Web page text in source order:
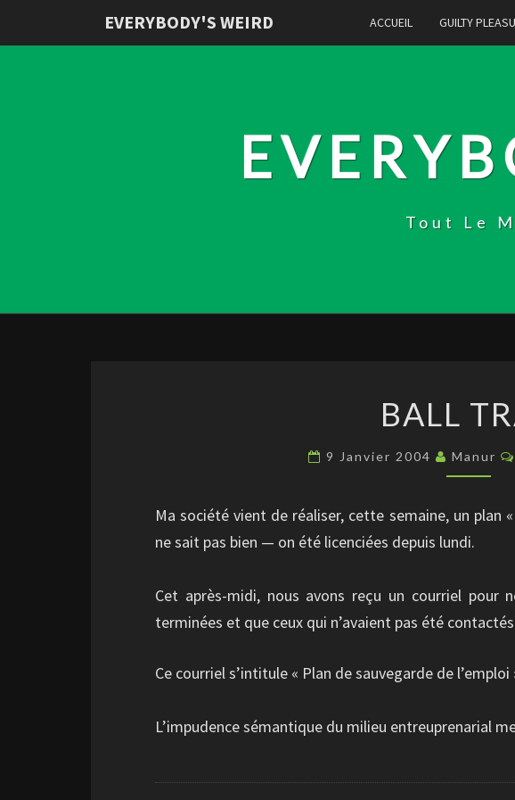
EVERYBODY'S WEIRD ACCUEIL GUILTY
Tout Le
TRAP
BALL
9 Janvier 2004 Manur
Ma société vient de réaliser, cette semaine, un plan
ne sait pas bien — on été licenciées depuis lundi.
Cet après-midi, nous avons reçu un courriel pour
terminées et que ceux qui n’avaient pas été
Ce courriel s’intitule « Plan de sauvegarde de l’emploi
L’impudence sémantique du milieu entreuprenarial